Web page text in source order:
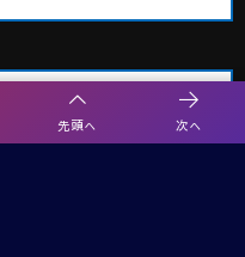
先頭へ 次へ